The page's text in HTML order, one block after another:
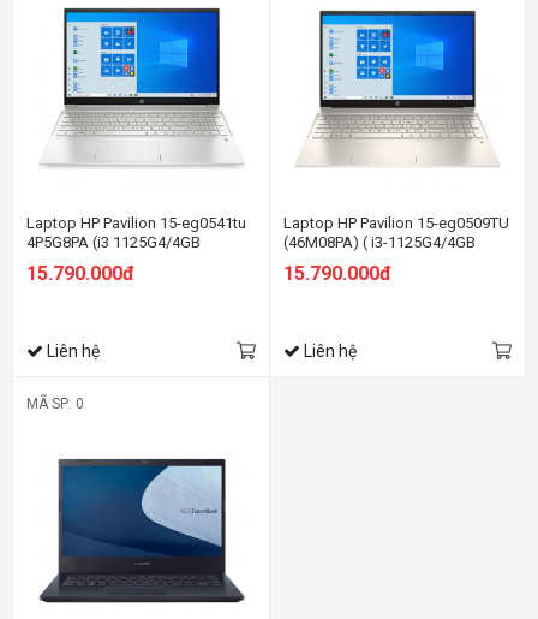
Laptop HP Pavilion 15-eg0541tu
4P5G8PA (i3 1125G4/4GB
RAM/512GB SSD/15.6" FHD/Win
11/Bạc)
15.790.000đ
Liên hệ
Laptop HP Pavilion 15-eg0509TU
(46M08PA) ( i3-1125G4/4GB
RAM/512GB SSD/15.6
FHD/Win11/Vàng)
15.790.000đ
Liên hệ
MÃ SP: 0